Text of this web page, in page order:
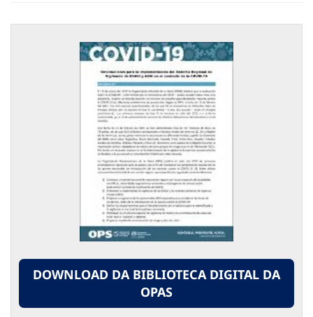
DOWNLOAD DA BIBLIOTECA DIGITAL DA
OPAS